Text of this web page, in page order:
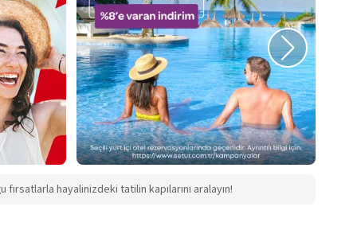
hayalinizdeki tatilin kapılarını aralayın!